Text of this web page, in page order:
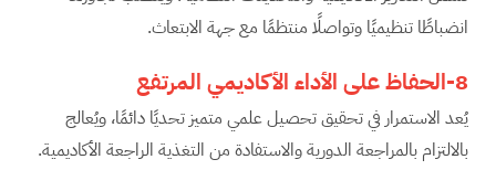
انضباطًا تنظيميًا وتواصلًا منتظمًا مع جهة الابتعاث.
8-الحفاظ على الأداء الأكاديمي المرتفع
يُعد الاستمرار في تحقيق تحصيل علمي متميز تحديًا دائمًا، ويُعالج
بالالتزام بالمراجعة الدورية والاستفادة من التغذية الراجعة الأكاديمية.